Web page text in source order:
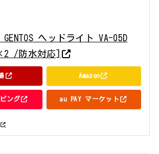
ヘッドライト VA-05D
/防水対応]
Amazon
ング au PAY マーケット